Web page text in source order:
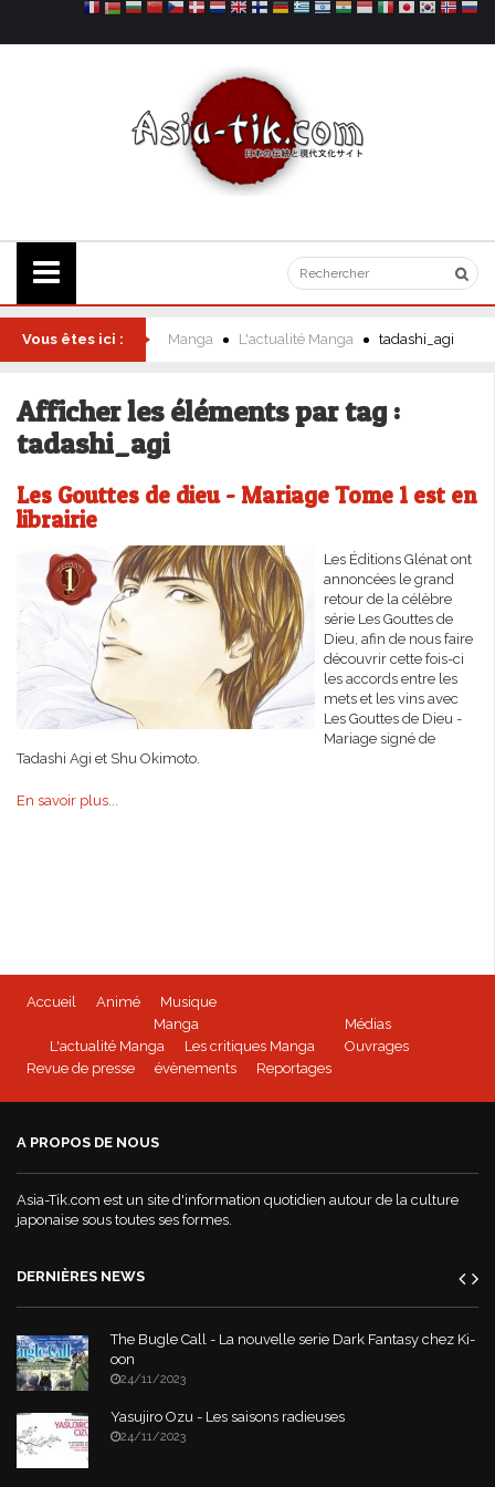
Vous êtes ici : Manga L'actualité Manga tadashi_agi
Afficher les éléments par tag :
tadashi_agi
Les Gouttes de dieu - Mariage Tome 1 est en
librairie
Les Éditions Glénat ont
annoncées le grand
retour de la célèbre
série Les Gouttes de
Dieu, afin de nous faire
découvrir cette fois-ci
les accords entre les
mets et les vins avec
Les Gouttes de Dieu -
Mariage signé de
Tadashi Agi et Shu Okimoto.
En savoir plus...
Accueil Animé
Musique
Manga
L'actualité Manga
Les critiques Manga
Médias
Ouvrages
Revue de presse
évènements Reportages
A PROPOS DE NOUS
Asia-Tik.com est un site d'information quotidien autour de la culture
japonaise sous toutes ses formes.
DERNIÈRES NEWS
The Bugle Call - La nouvelle serie Dark Fantasy chez Ki-
oon
24/11/2023
Yasujiro Ozu - Les saisons radieuses
24/11/2023